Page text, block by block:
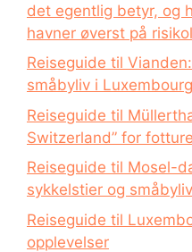
det egentlig betyr, og
havner øverst på
Reiseguide til
småbyliv i Luxembourg
Reiseguide til
Switzerland” for
Reiseguide til Mosel-
sykkelstier og
Reiseguide til
opplevelser